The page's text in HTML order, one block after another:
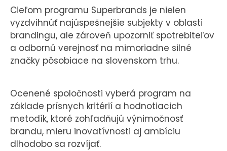
Cieľom programu Superbrands je nielen
vyzdvihnúť najúspešnejšie subjekty v oblasti
brandingu, ale zároveň upozorniť spotrebiteľov
a odbornú verejnosť na mimoriadne silné
značky pôsobiace na slovenskom trhu.
Ocenené spoločnosti vyberá program na
základe prísnych kritérií a hodnotiacich
metodík, ktoré zohľadňujú výnimočnosť
brandu, mieru inovatívnosti aj ambíciu
dlhodobo sa rozvíjať.